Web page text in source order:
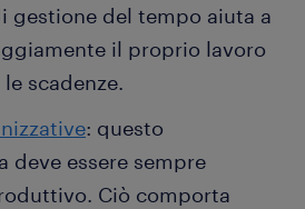
gestione del tempo aiuta a
il proprio lavoro
scadenze.
: questo
deve essere sempre
Ciò comporta